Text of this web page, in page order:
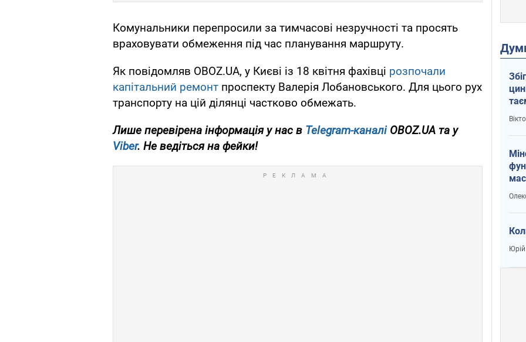
Комунальники перепросили за тимчасові незручності та просять
враховувати обмеження під час планування маршруту.
Як повідомляв OBOZ.UA, у Києві із 18 квітня фахівці розпочали
капітальний ремонт проспекту Валерія Лобановського. Для цього рух
транспорту на цій ділянці частково обмежать.
Лише перевірена інформація у нас в Telegram-каналіOBOZ.UA та у
Viber. Не ведіться на фейки!
і